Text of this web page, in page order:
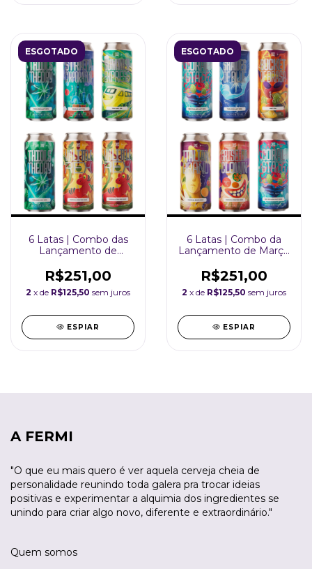
ESGOTADO
6 Latas | Combo das
Lançamento de
473ml
R$251,00
2 x de R$125,50 sem juros
ESPIAR
ESGOTADO
6 Latas | Combo da
Lançamento de Março
R$251,00
2 x de R$125,50 sem juros
ESPIAR
A FERMI
"O que eu mais quero é ver aquela cerveja cheia de
personalidade reunindo toda galera pra trocar ideias
positivas e experimentar a alquimia dos ingredientes se
unindo para criar algo novo, diferente e extraordinário."
Quem somos